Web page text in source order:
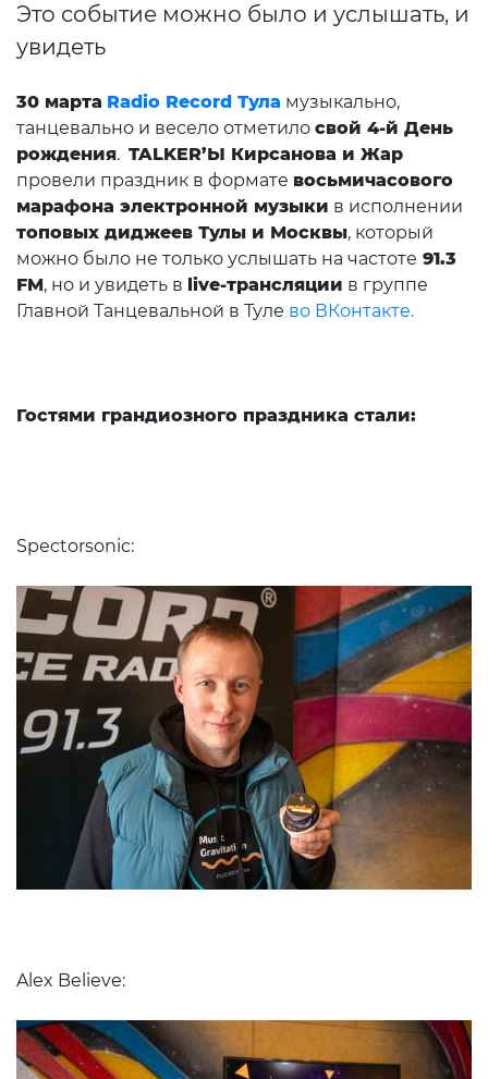
Это событие можно было и услышать, и
увидеть
30 марта Radio Record Тула музыкально,
танцевально и весело отметило свой 4-й День
рождения. TALKER’Ы Кирсанова и Жар
провели праздник в формате восьмичасового
марафона электронной музыки в исполнении
топовых диджеев Тулы и Москвы, который
можно было не только услышать на частоте 91.3
FM, но и увидеть в live-трансляции в группе
Главной Танцевальной в Туле во ВКонтакте.
Гостями грандиозного праздника стали:
Spectorsonic:
Alex Believe: